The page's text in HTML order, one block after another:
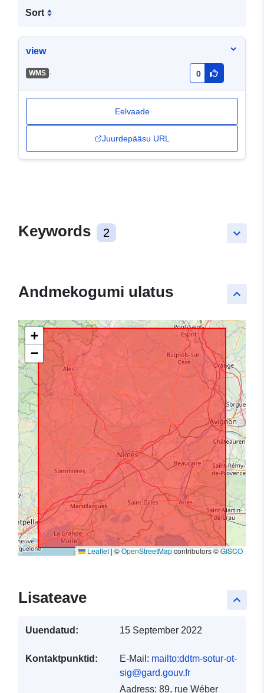
Sort
view
WMS - 0
Eelvaade
Juurdepääsu URL
keyboard_arrow_down
Keywords 2
keyboard_arrow_up
Andmekogumi ulatus
+
−
Leaflet|©OpenStreetMapcontributors ©GISCO
keyboard_arrow_up
Lisateave
Uuendatud: 15 September 2022
Kontaktpunktid: E-Mail: mailto:ddtm-sotur-ot-
sig@gard.gouv.fr
Aadress: 89, rue Wéber